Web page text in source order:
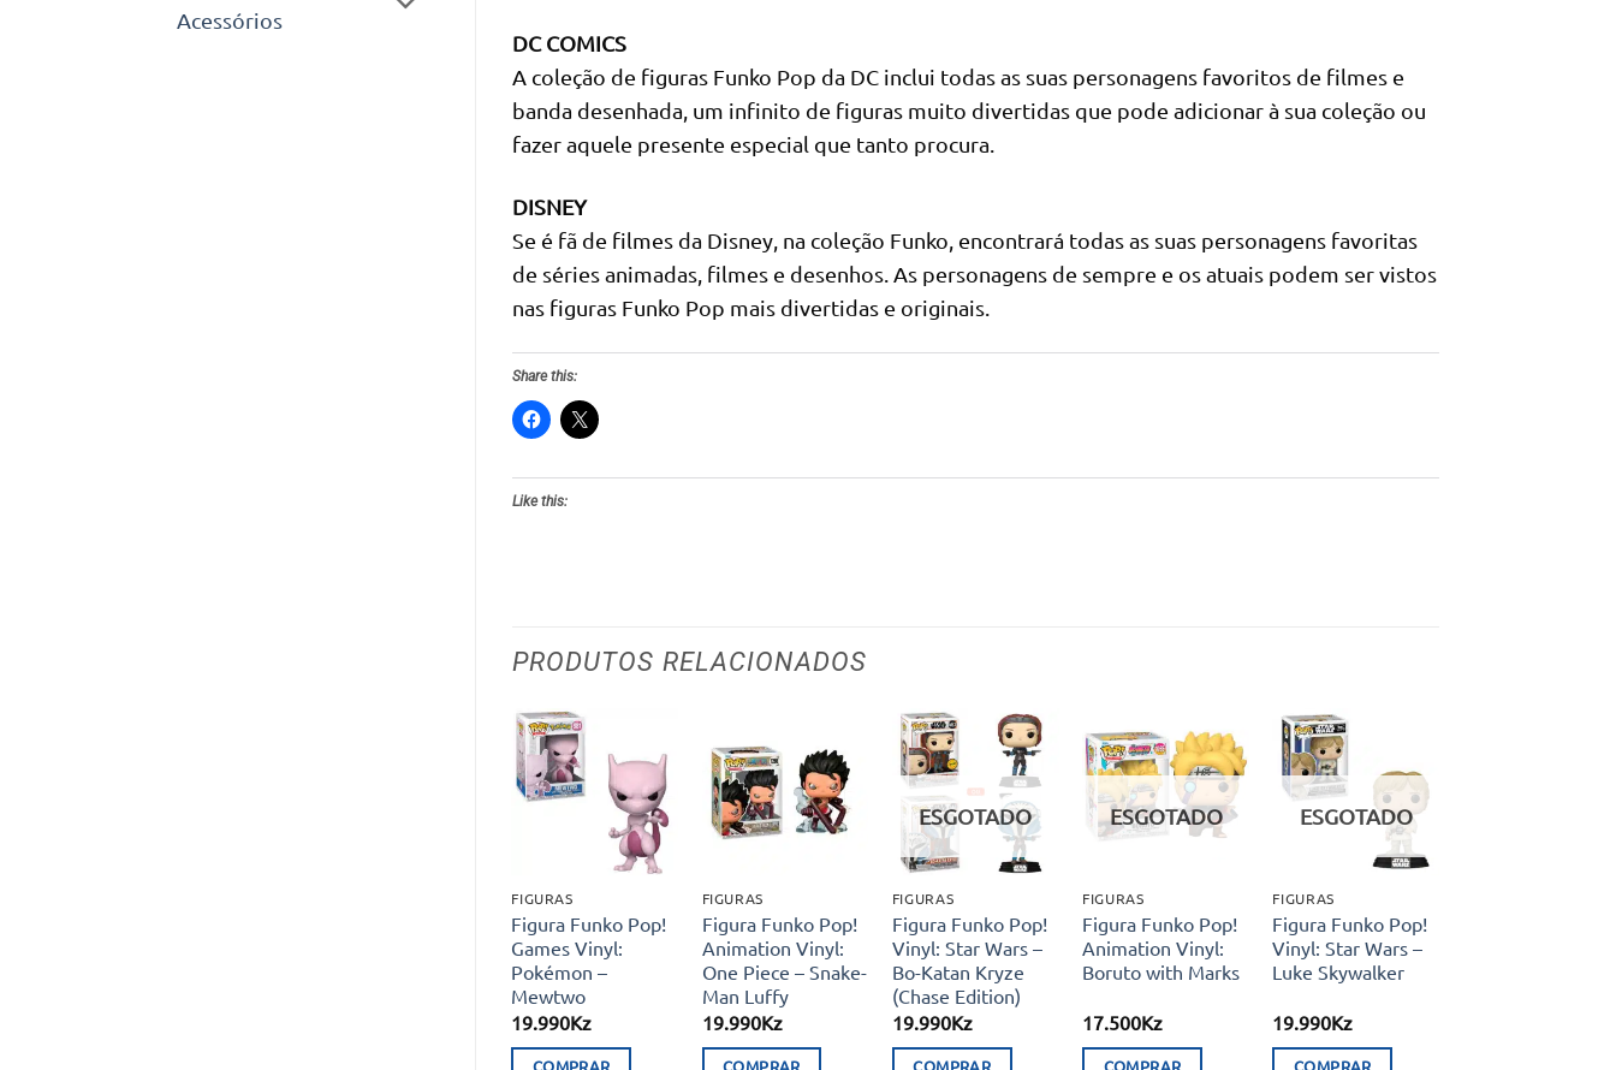
Acessórios
DC COMICS
A coleção de figuras Funko Pop da DC inclui todas as suas personagens favoritos de filmes e
banda desenhada, um infinito de figuras muito divertidas que pode adicionar à sua coleção ou
fazer aquele presente especial que tanto procura.
DISNEY
Se é fã de filmes da Disney, na coleção Funko, encontrará todas as suas personagens favoritas
de séries animadas, filmes e desenhos. As personagens de sempre e os atuais podem ser vistos
nas figuras Funko Pop mais divertidas e originais.
Share this:
Like this:
PRODUTOS RELACIONADOS
Adicionar
aos meus
desejos
FIGURAS
Figura Funko Pop!
Games Vinyl:
Pokémon –
Mewtwo
19.990Kz
COMPRAR
Adicionar
aos meus
desejos
FIGURAS
Figura Funko Pop!
Animation Vinyl:
One Piece – Snake-
Man Luffy
19.990Kz
COMPRAR
Adicionar
aos meus
desejos
ESGOTADO
FIGURAS
Figura Funko Pop!
Vinyl: Star Wars –
Bo-Katan Kryze
(Chase Edition)
19.990Kz
COMPRAR
Adicionar
aos meus
desejos
ESGOTADO
FIGURAS
Figura Funko Pop!
Animation Vinyl:
Boruto with Marks
17.500Kz
COMPRAR
Adicionar
aos meus
desejos
ESGOTADO
FIGURAS
Figura Funko Pop!
Vinyl: Star Wars –
Luke Skywalker
19.990Kz
COMPRAR